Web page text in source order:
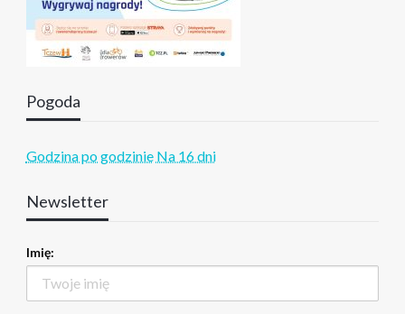
Pogoda
Godzina po godzinie Na 16 dni
Newsletter
Imię: